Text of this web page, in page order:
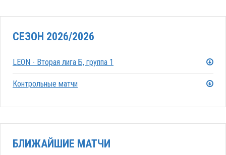
СЕЗОН 2026/2026
LEON - Вторая лига Б, группа 1
Контрольные матчи
БЛИЖАЙШИЕ МАТЧИ